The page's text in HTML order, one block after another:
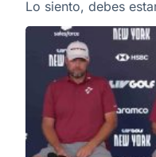
Lo siento, debes